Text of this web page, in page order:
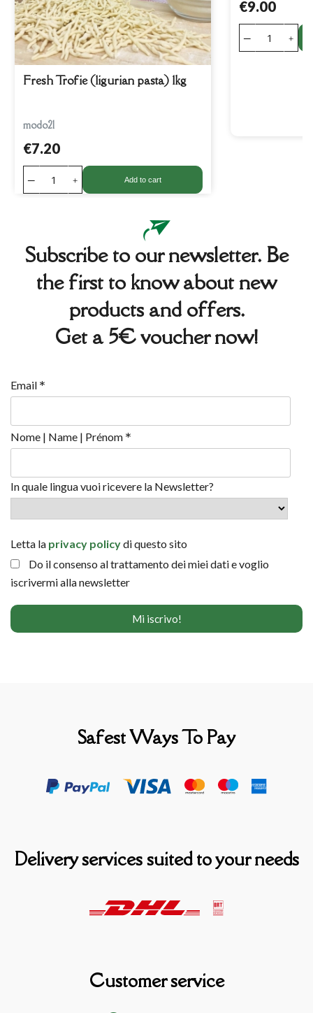
Fresh Trofie (ligurian pasta) 1kg
modo21
€7.20
Add to cart
€9.00
Subscribe to our newsletter. Be
the first to know about new
products and offers.
Get a 5€ voucher now!
Email *
Nome | Name | Prénom *
In quale lingua vuoi ricevere la Newsletter?
Letta la privacy policydi questo sito
Do il consenso al trattamento dei miei dati e voglio
iscrivermi alla newsletter
Safest Ways To Pay
Delivery services suited to your needs
Customer service